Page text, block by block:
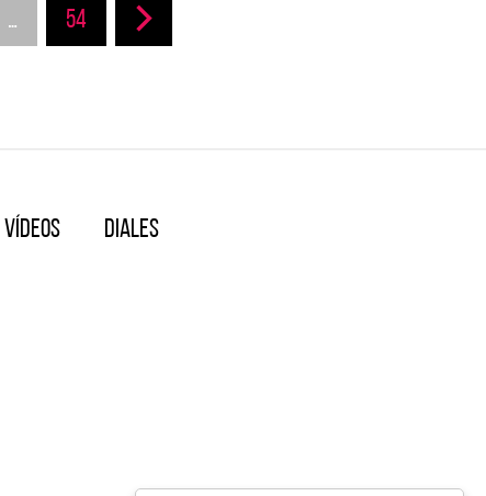
… 54
Vídeos Diales